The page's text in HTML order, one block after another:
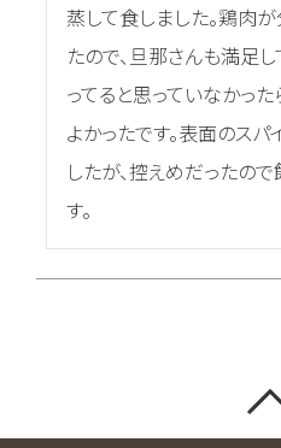
蒸して食しました。鶏肉
たので、旦那さんも満足
ってると思っていなかった
よかったです。表面のス
したが、控えめだったの
す。